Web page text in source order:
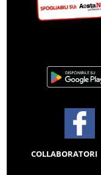
COLLABORATORI